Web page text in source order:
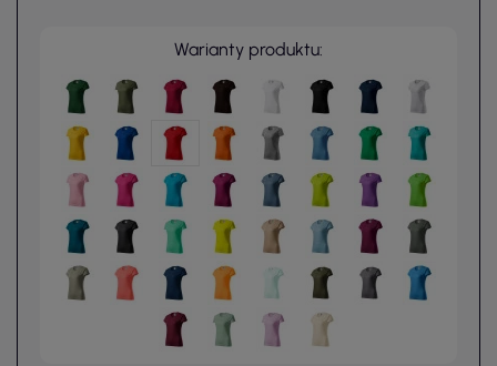
Warianty produktu: